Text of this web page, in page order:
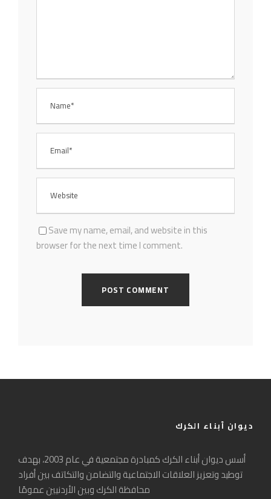
Save my name, email, and website in this
browser for the next time I comment.
ديوان أبناء الكرك
أسس ديوان أبناء الكرك كمبادرة مجتمعية في عام 2003، بهدف
توطيد وتعزيز العلاقات الاجتماعية والتضامن والتكاتف بين أفراد
محافظة الكرك وبين الأردنيين عمومًا